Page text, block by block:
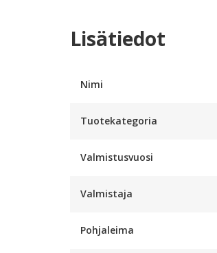
Lisätiedot
Nimi
Tuotekategoria
Valmistusvuosi
Valmistaja
Pohjaleima